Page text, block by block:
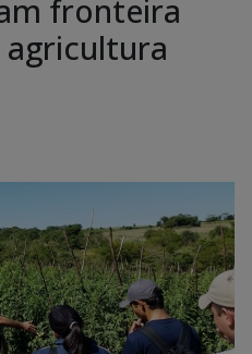
fronteira
agricultura